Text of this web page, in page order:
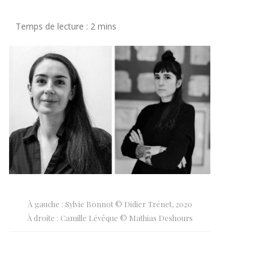
À gauche : Sylvie Bonnot © Didier Trénet, 2020
À droite : Camille Lévêque © Mathias Deshours